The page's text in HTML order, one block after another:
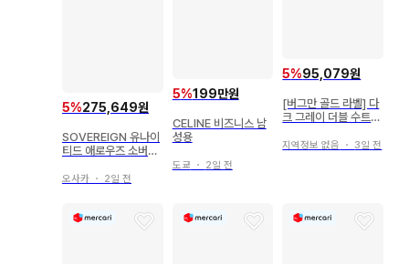
5%275,649원
SOVEREIGN 유나이
티드 애로우즈 소버린
오사카 ・ 2일 전
5%199만원
CELINE 비즈니스 남
성용
도쿄 ・ 2일 전
5%95,079원
[버그만 골드 라벨] 다
크 그레이 더블 수트
지역정보 없음 ・ 3일 전